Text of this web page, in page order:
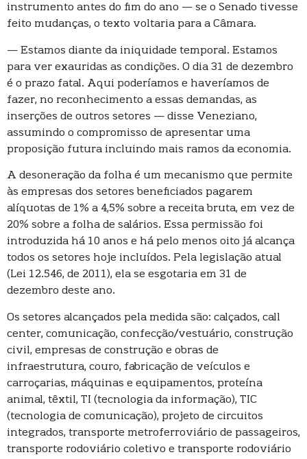
instrumento antes do fim do ano — se o Senado tivesse
feito mudanças, o texto voltaria para a Câmara.
— Estamos diante da iniquidade temporal. Estamos
para ver exauridas as condições. O dia 31 de dezembro
é o prazo fatal. Aqui poderíamos e haveríamos de
fazer, no reconhecimento a essas demandas, as
inserções de outros setores — disse Veneziano,
assumindo o compromisso de apresentar uma
proposição futura incluindo mais ramos da economia.
A desoneração da folha é um mecanismo que permite
às empresas dos setores beneficiados pagarem
alíquotas de 1% a 4,5% sobre a receita bruta, em vez de
20% sobre a folha de salários. Essa permissão foi
introduzida há 10 anos e há pelo menos oito já alcança
todos os setores hoje incluídos. Pela legislação atual
(Lei 12.546, de 2011), ela se esgotaria em 31 de
dezembro deste ano.
Os setores alcançados pela medida são: calçados, call
center, comunicação, confecção/vestuário, construção
civil, empresas de construção e obras de
infraestrutura, couro, fabricação de veículos e
carroçarias, máquinas e equipamentos, proteína
animal, têxtil, TI (tecnologia da informação), TIC
(tecnologia de comunicação), projeto de circuitos
integrados, transporte metroferroviário de passageiros,
transporte rodoviário coletivo e transporte rodoviário